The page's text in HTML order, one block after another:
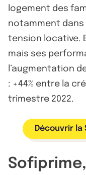
logement des
notamment
tension locative.
mais ses
l’augmentation
: +44% entre la
trimestre 2022.
Découvrir la
Sofiprime,